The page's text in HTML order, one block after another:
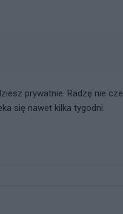
prywatnie. Radzę nie
się nawet kilka tygodni.